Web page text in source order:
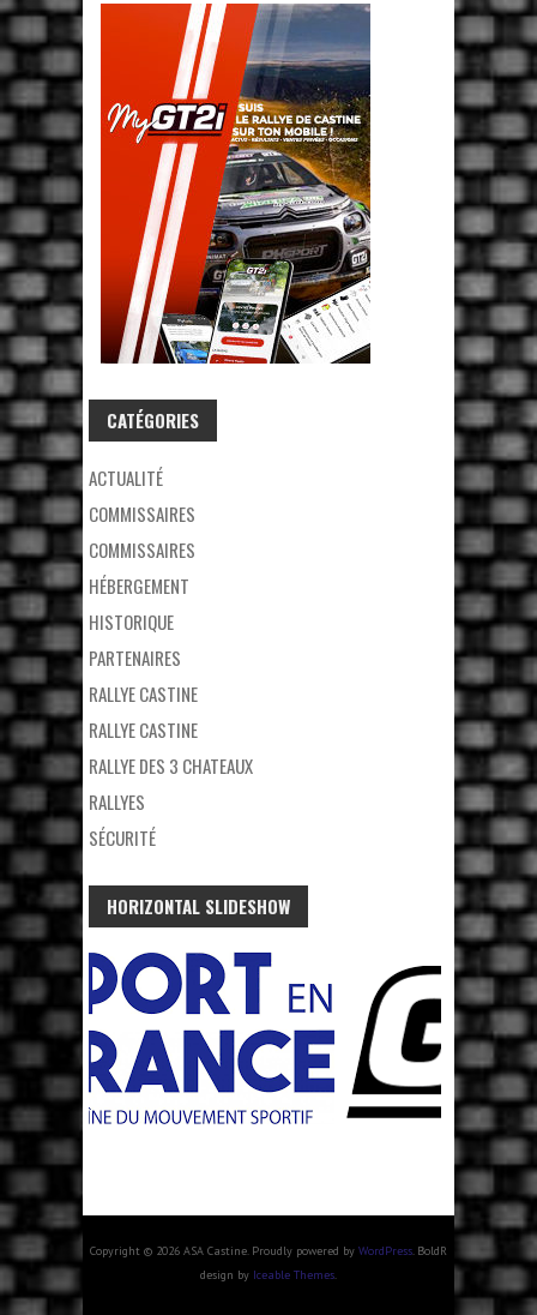
CATÉGORIES
ACTUALITÉ
COMMISSAIRES
COMMISSAIRES
HÉBERGEMENT
HISTORIQUE
PARTENAIRES
RALLYE CASTINE
RALLYE CASTINE
RALLYE DES 3 CHATEAUX
RALLYES
SÉCURITÉ
HORIZONTAL SLIDESHOW
Copyright © 2026 ASA Castine. Proudly powered by WordPress. BoldR
design by Iceable Themes.